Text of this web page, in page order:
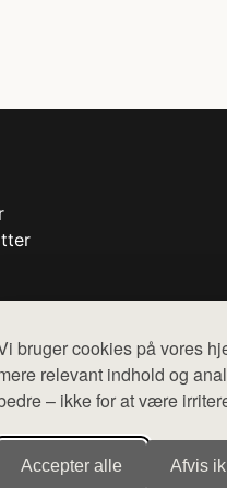
bruger cookies på vores
relevant indhold og
– ikke for at være
Accepter alle Afvis
webshops. Der